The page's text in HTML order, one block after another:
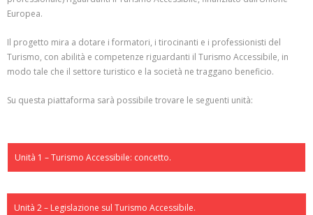
Europea.
Il progetto mira a dotare i formatori, i tirocinanti e i professionisti del
Turismo, con abilità e competenze riguardanti il Turismo Accessibile, in
modo tale che il settore turistico e la società ne traggano beneficio.
Su questa piattaforma sarà possibile trovare le seguenti unità:
Unità 1 – Turismo Accessibile: concetto.
Unità 2 – Legislazione sul Turismo Accessibile.